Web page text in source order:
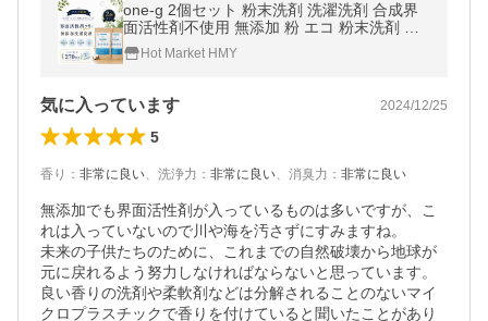
one-g 2個セット 粉末洗剤 洗濯洗剤 合成界
面活性剤不使用 無添加 粉 エコ 粉末洗剤 部
屋干し 手肌環境に優しい 120回分 landry
Hot Market HMY
気に入っています 2024/12/25
5
香り ： 非常に良い、 洗浄力 ： 非常に良い、 消臭力 ： 非常に良い
無添加でも界面活性剤が入っているものは多いですが、こ
れは入っていないので川や海を汚さずにすみますね。
未来の子供たちのために、これまでの自然破壊から地球が
元に戻れるよう努力しなければならないと思っています。
良い香りの洗剤や柔軟剤などは分解されることのないマイ
クロプラスチックで香りを付けていると聞いたことがあり